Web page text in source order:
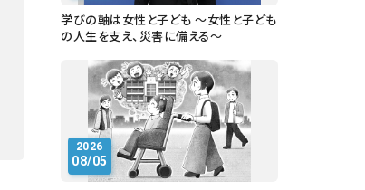
学びの軸は女性と子ども ～女性と子ども
の人生を支え、災害に備える～
2026
08/05